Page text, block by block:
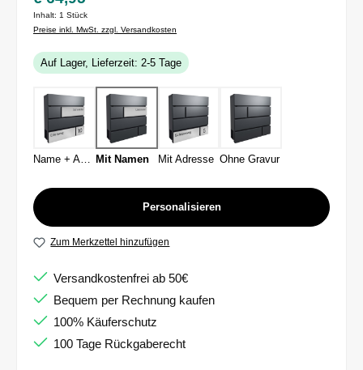
Inhalt: 1 Stück
Preise inkl. MwSt. zzgl. Versandkosten
Auf Lager, Lieferzeit: 2-5 Tage
Name + Adresse Mit Namen Mit Adresse Ohne Gravur
Personalisieren
Zum Merkzettel hinzufügen
Versandkostenfrei ab 50€
Bequem per Rechnung kaufen
100% Käuferschutz
100 Tage Rückgaberecht